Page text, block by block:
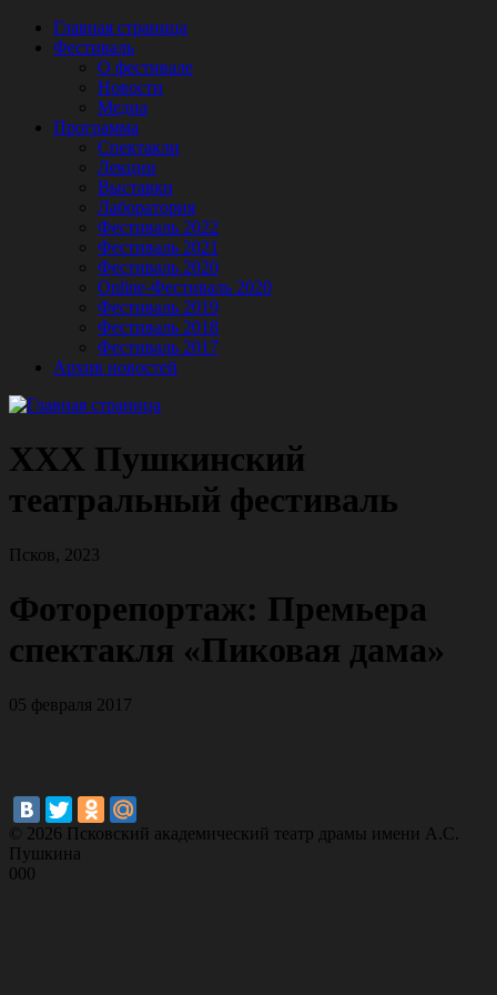
Главная страница
Фестиваль
О фестивале
Новости
Медиа
Программа
Спектакли
Лекции
Выставки
Лаборатория
Фестиваль 2022
Фестиваль 2021
Фестиваль 2020
Online-Фестиваль 2020
Фестиваль 2019
Фестиваль 2018
Фестиваль 2017
Архив новостей
XXX Пушкинский
театральный фестиваль
Псков, 2023
Фоторепортаж: Премьера
спектакля «Пиковая дама»
05 февраля 2017
© 2026 Псковский академический театр драмы имени А.С.
Пушкина
000